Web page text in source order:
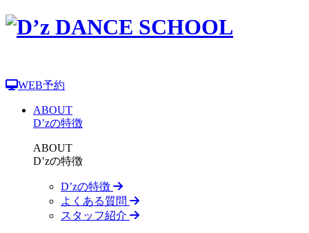
WEB予約
ABOUT
D’zの特徴
ABOUT
D’zの特徴
D’zの特徴
よくある質問
スタッフ紹介